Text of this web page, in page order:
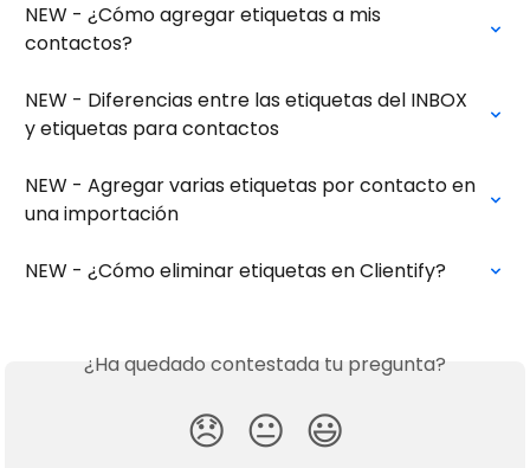
NEW - ¿Cómo agregar etiquetas a mis
contactos?
NEW - Diferencias entre las etiquetas del INBOX
y etiquetas para contactos
NEW - Agregar varias etiquetas por contacto en
una importación
NEW - ¿Cómo eliminar etiquetas en Clientify?
¿Ha quedado contestada tu pregunta?
😞 😐 😃